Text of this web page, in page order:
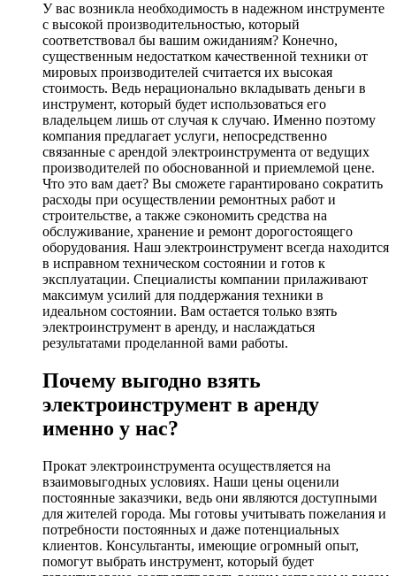
У вас возникла необходимость в надежном инструменте
с высокой производительностью, который
соответствовал бы вашим ожиданиям? Конечно,
существенным недостатком качественной техники от
мировых производителей считается их высокая
стоимость. Ведь нерационально вкладывать деньги в
инструмент, который будет использоваться его
владельцем лишь от случая к случаю. Именно поэтому
компания предлагает услуги, непосредственно
связанные с арендой электроинструмента от ведущих
производителей по обоснованной и приемлемой цене.
Что это вам дает? Вы сможете гарантировано сократить
расходы при осуществлении ремонтных работ и
строительстве, а также сэкономить средства на
обслуживание, хранение и ремонт дорогостоящего
оборудования. Наш электроинструмент всегда находится
в исправном техническом состоянии и готов к
эксплуатации. Специалисты компании прилаживают
максимум усилий для поддержания техники в
идеальном состоянии. Вам остается только взять
электроинструмент в аренду, и наслаждаться
результатами проделанной вами работы.
Почему выгодно взять
электроинструмент в аренду
именно у нас?
Прокат электроинструмента осуществляется на
взаимовыгодных условиях. Наши цены оценили
постоянные заказчики, ведь они являются доступными
для жителей города. Мы готовы учитывать пожелания и
потребности постоянных и даже потенциальных
клиентов. Консультанты, имеющие огромный опыт,
помогут выбрать инструмент, который будет